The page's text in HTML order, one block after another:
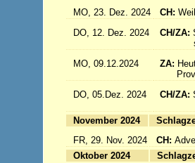
MO, 23. Dez. 2024
CH:
DO, 12. Dez. 2024
CH/ZA:
MO, 09.12.2024
ZA:
DO, 05.Dez. 2024
CH/ZA:
November 2024
FR, 29. Nov. 2024
CH:
Oktober 2024